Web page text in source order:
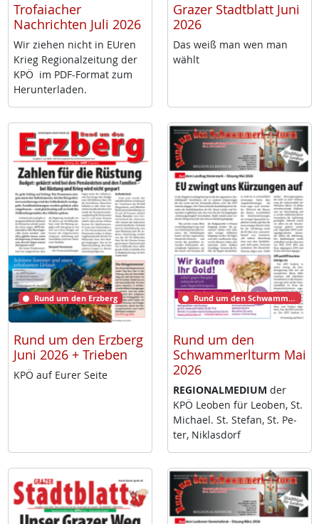
Trofaiacher
Nachrichten Juli 2026
Wir zie­hen nicht in EU­ren
Krieg Re­gio­nal­zei­tung der
KPÖ im PDF-For­mat zum
Her­un­ter­la­den.
Grazer Stadtblatt Juni
2026
Das weiß man wen man
wählt
Rund um den Erzberg
Rund um den Erzberg
Juni 2026 + Trieben
KPÖ auf Eu­rer Sei­te
Rund um den Schwammerlturm
Rund um den
Schwammerlturm Mai
2026
RE­GIO­NAL­ME­DI­UM der
KPÖ Leo­ben für Leo­ben, St.
Mi­cha­el. St. Ste­fan, St. Pe­
ter, Niklas­dorf